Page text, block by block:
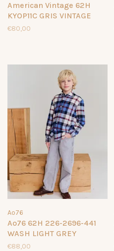
American Vintage 62H
KYOP11C GRIS VINTAGE
€80,00
Ao76
Ao76 62H 226-2696-441
WASH LIGHT GREY
€88,00